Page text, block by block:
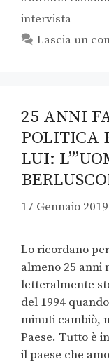
intervista
Lascia un
25 ANNI
POLITICA
LUI:
17 Gennaio 2019
Lo ricordano
almeno 25
letteralmente
del 1994
minuti cambiò,
Paese. Tutto è
il paese che